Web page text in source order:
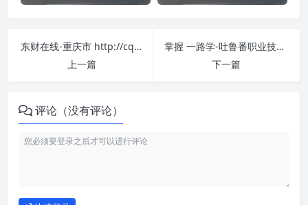
东财在线-重庆市 http://cqkj.edufe.cn/ 课程学习无压力！教你高效刷题技巧
上一篇
掌握 一路学-吐鲁番职业技术学院 http://tlfzy.ylxue.net/Home/Index 课程，简单刷课技巧分享！
下一篇
评论（没有评论）